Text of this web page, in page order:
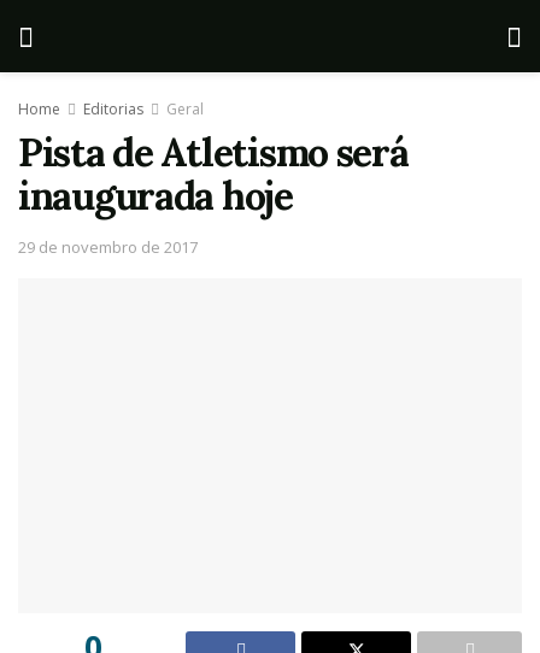
Home Editorias Geral
Pista de Atletismo será
inaugurada hoje
29 de novembro de 2017